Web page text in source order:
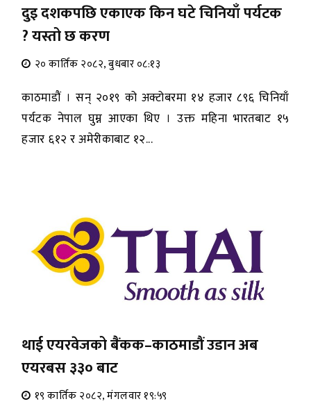
दुइ दशकपछि एकाएक किन घटे चिनियाँ पर्यटक
? यस्तो छ करण
२० कार्तिक २०८२, बुधबार ०८:१३
काठमाडौं । सन् २०१९ को अक्टोबरमा १४ हजार ८९६ चिनियाँ
पर्यटक नेपाल घुम्न आएका थिए । उक्त महिना भारतबाट १५
हजार ६१२ र अमेरीकाबाट १२...
थाई एयरवेजको बैंकक–काठमाडौं उडान अब
एयरबस ३३० बाट
१९ कार्तिक २०८२, मंगलवार १९:५९